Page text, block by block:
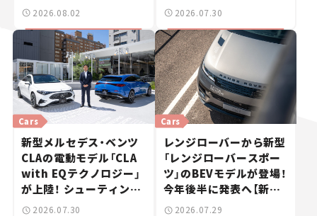
2026.08.02 2026.07.30
Cars
新型メルセデス・ベンツ
CLAの電動モデル「CLA
with EQテクノロジー」
が上陸！ シューティング
ブレークも発売【新車ニ
2026.07.30
Cars
レンジローバーから新型
「レンジローバースポー
ツ」のBEVモデルが登場！
今年後半に発表へ【新車
ニュース】
2026.07.29